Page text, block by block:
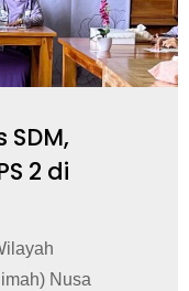
2 di
Nusa